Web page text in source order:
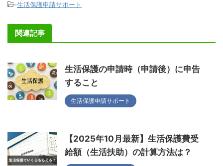
-生活保護申請サポート
関連記事
生活保護の申請時（申請後）に申告
すること
生活保護申請サポート
【2025年10月最新】生活保護費受
給額（生活扶助）の計算方法は？